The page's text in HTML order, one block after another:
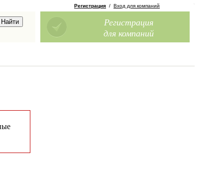
Регистрация / Вход для компаний
Регистрация
для компаний